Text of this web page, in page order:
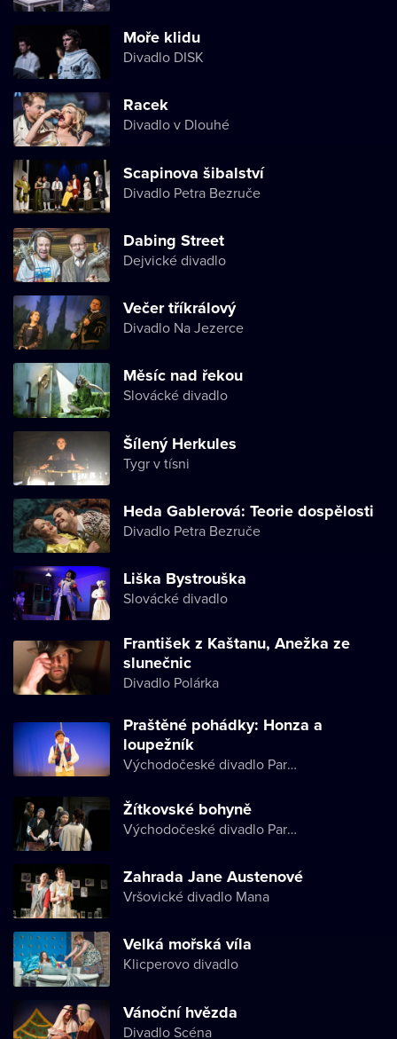
Moře klidu
Divadlo DISK
Racek
Divadlo v Dlouhé
Scapinova šibalství
Divadlo Petra Bezruče
Dabing Street
Dejvické divadlo
Večer tříkrálový
Divadlo Na Jezerce
Měsíc nad řekou
Slovácké divadlo
Šílený Herkules
Tygr v tísni
Heda Gablerová: Teorie dospělosti
Divadlo Petra Bezruče
Liška Bystrouška
Slovácké divadlo
František z Kaštanu, Anežka ze
slunečnic
Divadlo Polárka
Praštěné pohádky: Honza a
loupežník
Východočeské divadlo Pardubice
Žítkovské bohyně
Východočeské divadlo Pardubice
Zahrada Jane Austenové
Vršovické divadlo Mana
Velká mořská víla
Klicperovo divadlo
Vánoční hvězda
Divadlo Scéna